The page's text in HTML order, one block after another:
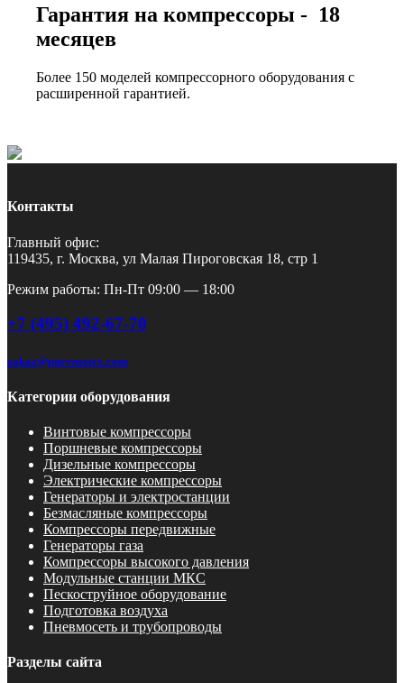
Гарантия на компрессоры - 18
месяцев
Более 150 моделей компрессорного оборудования с
расширенной гарантией.
Контакты
Главный офис:
119435, г. Москва, ул Малая Пироговская 18, стр 1
Режим работы: Пн-Пт 09:00 — 18:00
+7 (495) 492-67-70
zakaz@pnevmotex.com
Категории оборудования
Винтовые компрессоры
Поршневые компрессоры
Дизельные компрессоры
Электрические компрессоры
Генераторы и электростанции
Безмасляные компрессоры
Компрессоры передвижные
Генераторы газа
Компрессоры высокого давления
Модульные станции МКС
Пескоструйное оборудование
Подготовка воздуха
Пневмосеть и трубопроводы
Разделы сайта